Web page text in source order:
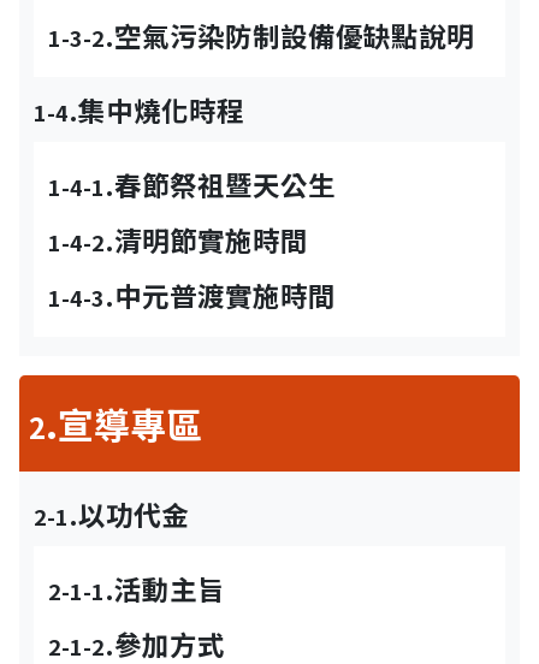
1-3-2.空氣污染防制設備優缺點說明
1-4.集中燒化時程
1-4-1.春節祭祖暨天公生
1-4-2.清明節實施時間
1-4-3.中元普渡實施時間
2.宣導專區
2-1.以功代金
2-1-1.活動主旨
2-1-2.參加方式